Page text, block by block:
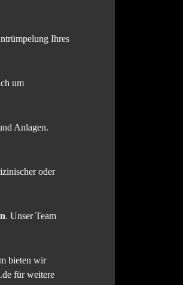
Ihres
um
Anlagen.
oder
. Unser Team
bieten wir
für weitere